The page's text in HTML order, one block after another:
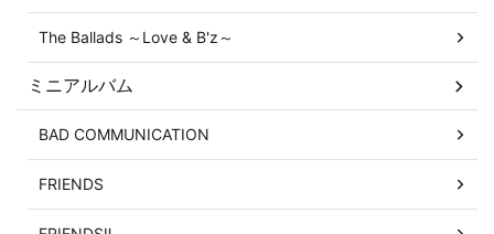
The Ballads ～Love & B'z～
ミニアルバム
BAD COMMUNICATION
FRIENDS